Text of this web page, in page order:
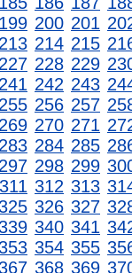
199 200 201
213 214 215
227 228 229
241 242 243
255 256 257
269 270 271
283 284 285
297 298 299
311 312 313
326 327
340 341
354 355
368 369